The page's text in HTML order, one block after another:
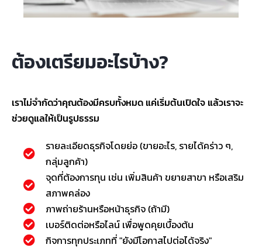
ต้องเตรียมอะไรบ้าง?
เราไม่จำกัดว่าคุณต้องมีครบทั้งหมด แค่เริ่มต้นเปิดใจ แล้วเราจะ
ช่วยดูแลให้เป็นรูปธรรม
รายละเอียดธุรกิจโดยย่อ (ขายอะไร, รายได้คร่าว ๆ,
กลุ่มลูกค้า)
จุดที่ต้องการทุน เช่น เพิ่มสินค้า ขยายสาขา หรือเสริม
สภาพคล่อง
ภาพถ่ายร้านหรือหน้าธุรกิจ (ถ้ามี)
เบอร์ติดต่อหรือไลน์ เพื่อพูดคุยเบื้องต้น
กิจการทุกประเภทที่ "ยังมีโอกาสไปต่อได้จริง"